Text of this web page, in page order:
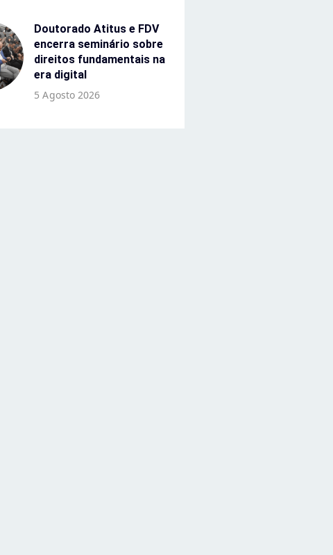
Doutorado Atitus e FDV
encerra seminário sobre
direitos fundamentais na
era digital
5 Agosto 2026